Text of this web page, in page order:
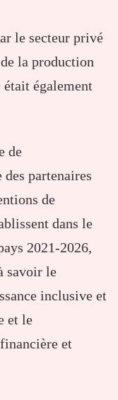
le secteur privé
la production
était également
de
partenaires
de
dans le
2021-2026,
savoir le
inclusive et
et le
et